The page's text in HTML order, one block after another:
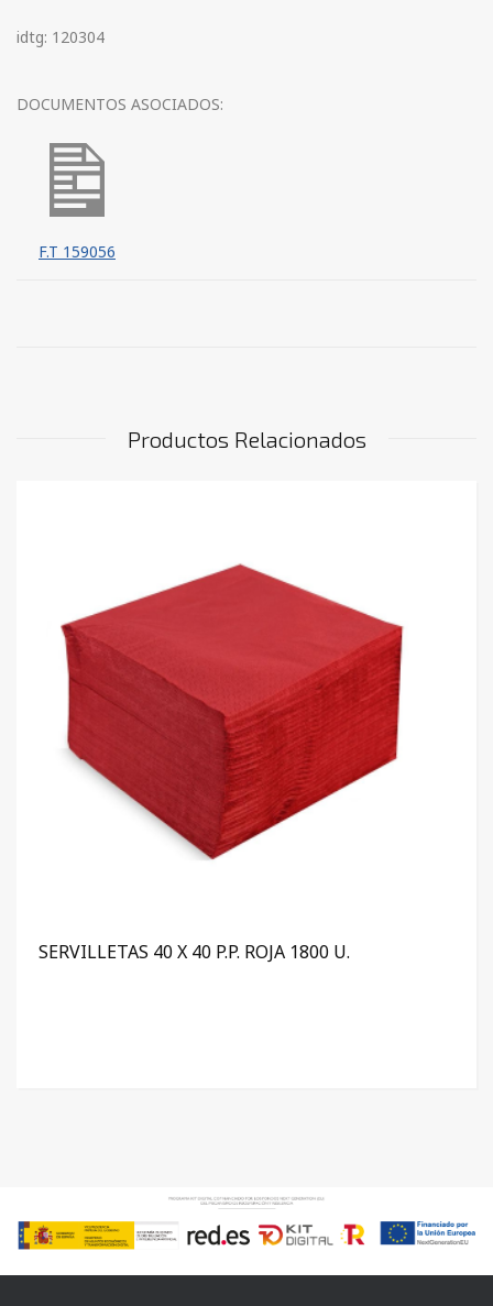
idtg: 120304
DOCUMENTOS ASOCIADOS:
F.T 159056
Productos Relacionados
SERVILLETAS 40 X 40 P.P. ROJA 1800 U.